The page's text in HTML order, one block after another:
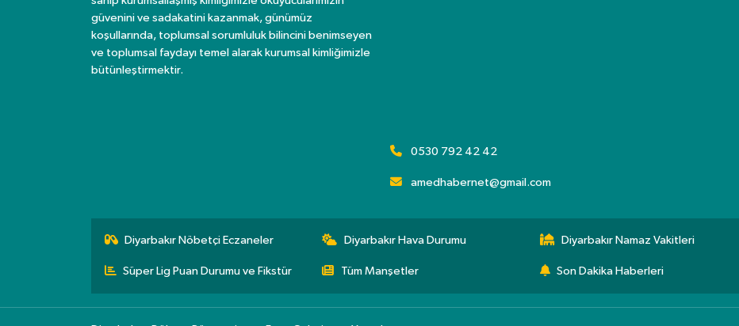
güvenini ve sadakatini kazanmak, günümüz
koşullarında, toplumsal sorumluluk bilincini benimseyen
ve toplumsal faydayı temel alarak kurumsal kimliğimizle
bütünleştirmektir.
0530 792 42 42
amedhabernet@gmail.com
Diyarbakır Nöbetçi Eczaneler Diyarbakır Hava Durumu Diyarbakır Namaz Vakitleri
Süper Lig Puan Durumu ve Fikstür Tüm Manşetler Son Dakika Haberleri